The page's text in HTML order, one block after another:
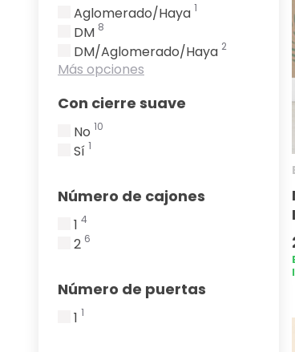
Aglomerado/Haya 1
DM 8
DM/Aglomerado/Haya 2
Más opciones
Con cierre suave
No 10
Sí 1
Número de cajones
1 4
2 6
Número de puertas
1 1